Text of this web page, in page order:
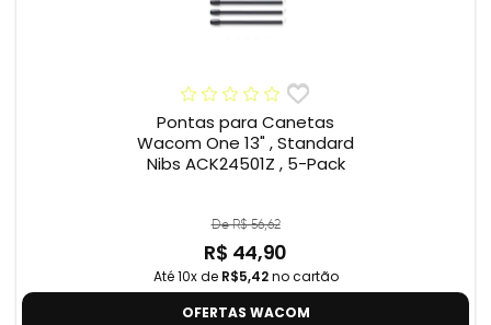
Pontas para Canetas
Wacom One 13" , Standard
Nibs ACK24501Z , 5-Pack
De R$ 56,62
R$ 44,90
Até 10x de R$5,42no cartão
OFERTAS WACOM